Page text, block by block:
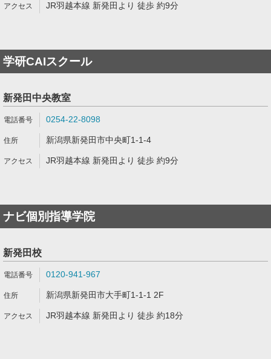
JR羽越本線 新発田より 徒歩 約9分
学研CAIスクール
新発田中央教室
0254-22-8098
新潟県新発田市中央町1-1-4
JR羽越本線 新発田より 徒歩 約9分
ナビ個別指導学院
新発田校
0120-941-967
新潟県新発田市大手町1-1-1 2F
JR羽越本線 新発田より 徒歩 約18分